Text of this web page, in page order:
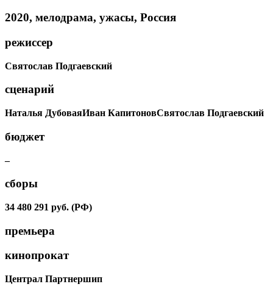
2020, мелодрама, ужасы, Россия
режиссер
Святослав Подгаевский
сценарий
Наталья ДубоваяИван КапитоновСвятослав Подгаевский
бюджет
–
сборы
34 480 291 руб. (РФ)
премьера
кинопрокат
Централ Партнершип